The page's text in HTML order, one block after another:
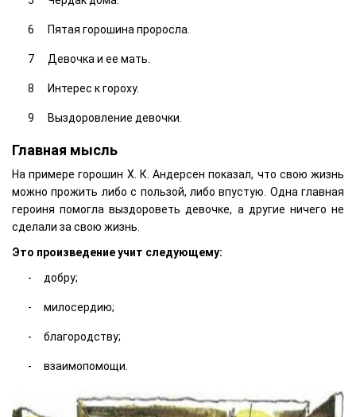
Пятая горошина проросла.
Девочка и ее мать.
Интерес к гороху.
Выздоровление девочки.
Главная мысль
На примере горошин Х. К. Андерсен показал, что свою жизнь
можно прожить либо с пользой, либо впустую. Одна главная
героиня помогла выздороветь девочке, а другие ничего не
сделали за свою жизнь.
Это произведение учит следующему:
добру;
милосердию;
благородству;
взаимопомощи.